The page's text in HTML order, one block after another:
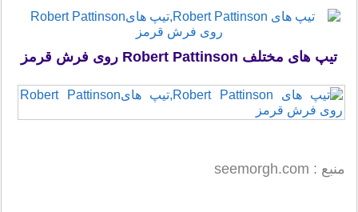
تیپ های مختلف Robert Pattinson روی فرش قرمز
منبع : seemorgh.com